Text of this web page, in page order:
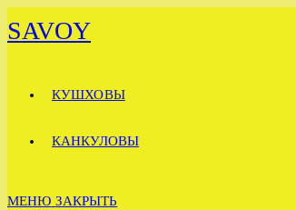
к
SAVOY
КУШХОВЫ
КАНКУЛОВЫ
МЕНЮ ЗАКРЫТЬ